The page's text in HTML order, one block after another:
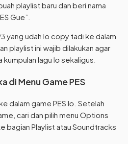
playlist baru dan beri nama
Gue”.
yang udah lo copy tadi ke dalam
playlist ini wajib dilakukan agar
lagu lo sekaligus.
di Menu Game PES
dalam game PES lo. Setelah
cari dan pilih menu Options
bagian Playlist atau Soundtracks